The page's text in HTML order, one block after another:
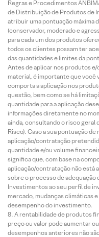
Regras e Procedimentos
de Distribuição de Produtos de
atribuir uma pontuação máxima
(conservador, moderado e
para cada um dos produtos
todos os clientes possam ter
das quantidades e limites da
Antes de aplicar nos produtos
material, é importante que você
comporta a aplicação nos
questão, bem como se há
quantidade para a aplicação
informações diretamente no
ainda, consultando o risco geral
Risco). Caso a sua pontuação
aplicação/contratação
quantidade e/ou volume
significa que, com base na
aplicação/contratação não está
sobre o processo de
Investimentos ao seu perfil de
mercado, mudanças climáticas
desempenho do investimento.
A rentabilidade de produtos
preço ou valor pode aumentar
desempenhos anteriores não